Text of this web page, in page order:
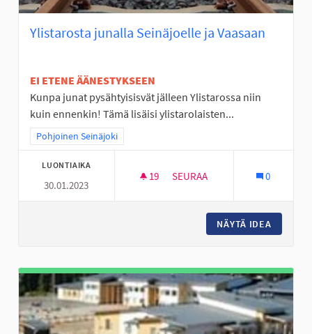
Ylistarosta junalla Seinäjoelle ja Vaasaan
EI ETENE ÄÄNESTYKSEEN
Kunpa junat pysähtyisisvät jälleen Ylistarossa niin
kuin ennenkin! Tämä lisäisi ylistarolaisten...
Rajaa tulokset teeman mukaan: Pohjoinen Seinäjoki
Pohjoinen Seinäjoki
LUONTIAIKA
30.01.2023
19 19 SEURAAJAA
SEURAA 0
NÄYTÄ IDEA